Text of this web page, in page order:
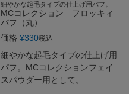
細やかな起毛タイプの仕上げ用パフ。
MCコレクション フロッキィ
パフ（丸）
価格 ¥330税込
細やかな起毛タイプの仕上げ用
パフ。MCコレクションフェイ
スパウダー用として。